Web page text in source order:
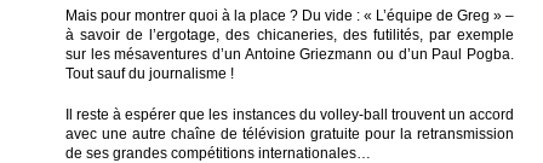
Mais pour montrer quoi à la place ? Du vide : « L’équipe de Greg » –
à savoir de l’ergotage, des chicaneries, des futilités, par exemple
sur les mésaventures d’un Antoine Griezmann ou d’un Paul Pogba.
Tout sauf du journalisme !
Il reste à espérer que les instances du volley-ball trouvent un accord
avec une autre chaîne de télévision gratuite pour la retransmission
de ses grandes compétitions internationales…